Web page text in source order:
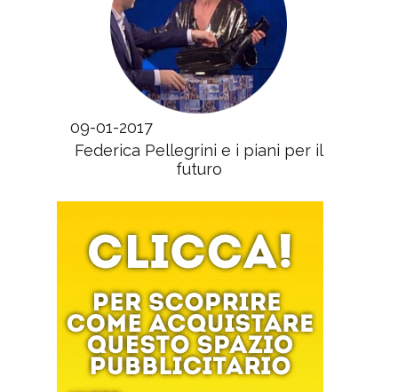
09-01-2017
Federica Pellegrini e i piani per il
futuro